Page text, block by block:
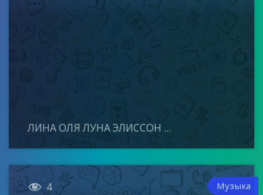
ЛИНА ОЛЯ ЛУНА ЭЛИССОН ...
 4 Музыка